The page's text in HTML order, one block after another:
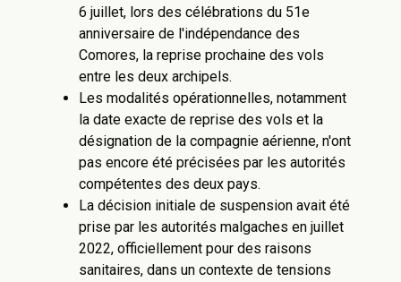
6 juillet, lors des célébrations du 51e
anniversaire de l'indépendance des
Comores, la reprise prochaine des vols
entre les deux archipels.
Les modalités opérationnelles, notamment
la date exacte de reprise des vols et la
désignation de la compagnie aérienne, n'ont
pas encore été précisées par les autorités
compétentes des deux pays.
La décision initiale de suspension avait été
prise par les autorités malgaches en juillet
2022, officiellement pour des raisons
sanitaires, dans un contexte de tensions